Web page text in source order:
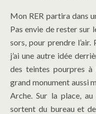
Mon RER partira dans
Pas envie de rester sur
sors, pour prendre l’air.
j’ai une autre idée
des teintes pourpres à
grand monument aussi
Arche. Sur la place,
sortent du bureau et